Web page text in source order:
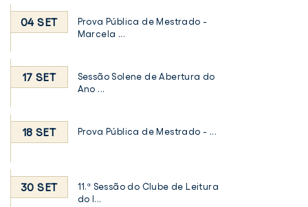
04 SET
Prova Pública de Mestrado -
Marcela ...
17 SET
Sessão Solene de Abertura do
Ano ...
18 SET Prova Pública de Mestrado - ...
30 SET
11.ª Sessão do Clube de Leitura
do I...